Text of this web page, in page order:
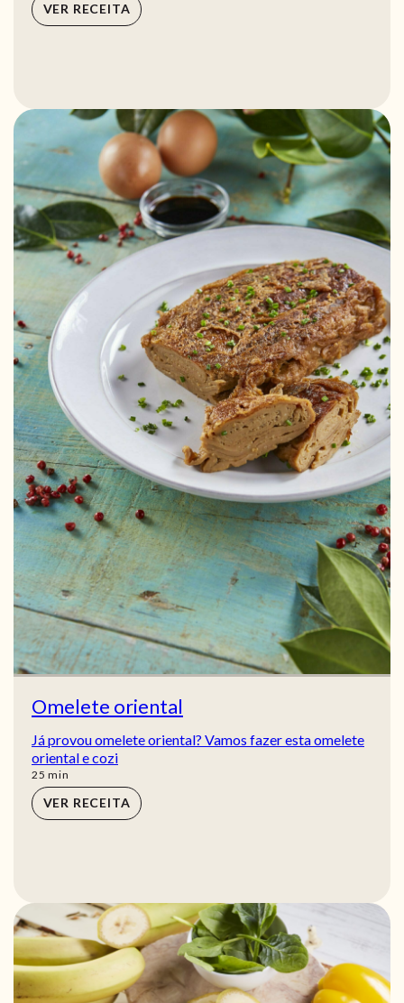
VER RECEITA
Omelete oriental
Já provou omelete oriental? Vamos fazer esta omelete
oriental e cozi
25 min
min
VER RECEITA